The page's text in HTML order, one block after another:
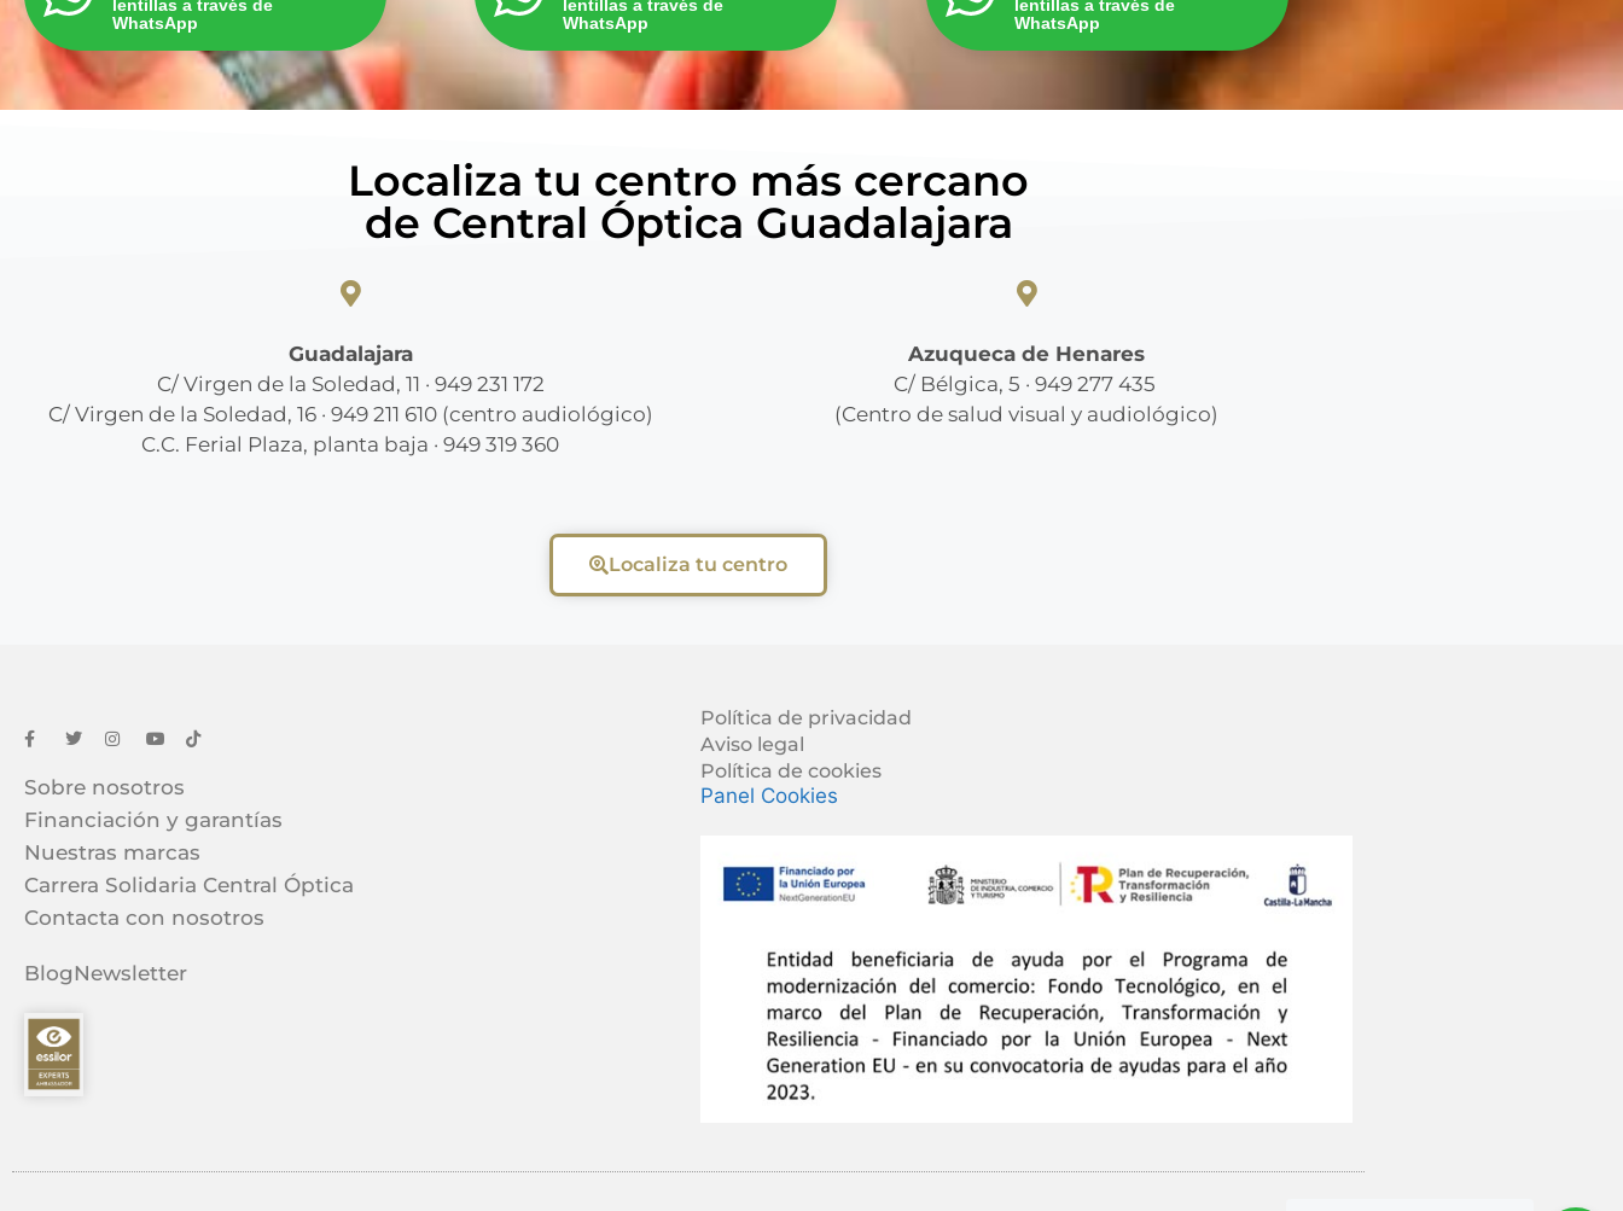
lentillas a través de
WhatsApp
lentillas a través de
WhatsApp
lentillas a través de
WhatsApp
Localiza tu centro más cercano
de Central Óptica Guadalajara
Guadalajara
C/ Virgen de la Soledad, 11 · 949 231 172
C/ Virgen de la Soledad, 16 · 949 211 610 (centro audiológico)
C.C. Ferial Plaza, planta baja · 949 319 360
Azuqueca de Henares
C/ Bélgica, 5 · 949 277 435
(Centro de salud visual y audiológico)
Localiza tu centro
Sobre nosotros
Financiación y garantías
Nuestras marcas
Carrera Solidaria Central Óptica
Contacta con nosotros
BlogNewsletter
Política de privacidad
Aviso legal
Política de cookies
Panel Cookies